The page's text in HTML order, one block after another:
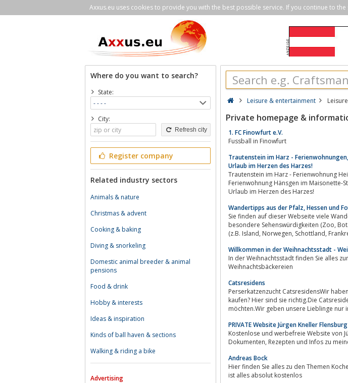
Axxus.eu uses cookies to provide you with the best possible service. If you continue to
Where do you want to search?
State:
City:
Refresh city
Register company
Related industry sectors
Animals & nature
Christmas & advent
Cooking & baking
Diving & snorkeling
Domestic animal breeder & animal
pensions
Food & drink
Hobby & interests
Ideas & inspiration
Kinds of ball haven & sections
Walking & riding a bike
Advertising
Leisure & entertainment
Private homepage &
1. FC Finowfurt e.V.
Fussball in Finowfurt
Trautenstein im Harz -
Urlaub im Herzen des Harzes!
Trautenstein im Harz - Ferienwohnung Heindorf, Ferienhaus Knoll, Ferienwohnung Köhler,
Ferienwohnung Hänsgen im Maisonette-Stil, Pension Am Waldhof, Eiscafé Dammbachtal im Luftkurort Trautenstein im
Urlaub im Herzen des Harzes!
Wandertipps aus der Pfalz, Hessen und
Sie finden auf dieser Webseite viele Wanderbeschreibungen, meist aus der
besondere Sehenswürdigkeiten (Zoo, Botanische Gärten, Museen, etc.) und einige Urlaubsbericht mit Wandervorschlägen
Willkommen in der Weihnachtsstadt -
In der Weihnachtsstadt finden Sie alles zum Thema Weihnachten,
Weihnachtsbäckereien
Catsresidens
Perserkatzenzucht CatsresidensWir
kaufen? Hier sind sie richtig.Die Catsresidens - Ihre
möchten.Wir geben unsere Lieblinge
PRIVATE Website Jürgen Kneller Flensburg
Kostenlose und werbefreie Website von
Dokumenten, Rezepten und
Andreas Bock
Hier finden Sie alles zu den Themen Kochen - Essen - Trinken, Rezepte vom
ist alles absolut kostenlos